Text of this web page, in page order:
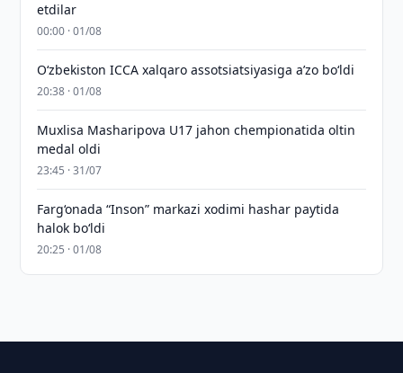
etdilar
00:00 · 01/08
O‘zbekiston ICCA xalqaro assotsiatsiyasiga aʼzo bo‘ldi
20:38 · 01/08
Muxlisa Masharipova U17 jahon chempionatida oltin
medal oldi
23:45 · 31/07
Farg‘onada “Inson” markazi xodimi hashar paytida
halok bo‘ldi
20:25 · 01/08